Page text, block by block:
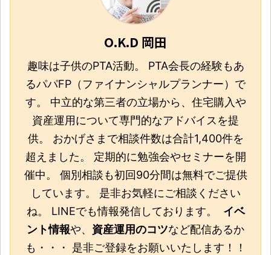
O.K.D 岡田
趣味は子供のPTA活動。 PTA会長の経験もあ
るパパFP（ファイナンシャルプランナー）で
す。 中立的な第三者の立場から、住宅購入や
資産運用について専門的なアドバイスを提
供。 おかげさまで相談件数は合計1,400件を
超えました。 定期的に勉強会やセミナーを開
催中。 個別相談も初回90分間は無料でご提供
しています。 是非お気軽にご相談ください
ね。 LINEでも情報発信しております。 イベ
ント情報や、 資産運用のコツなど配信あるか
も・・・ 是非ご登録をお願いいたします！！